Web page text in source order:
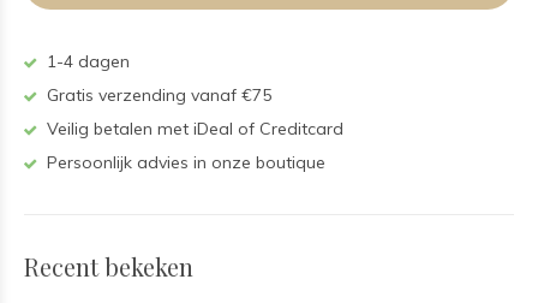
1-4 dagen
Gratis verzending vanaf €75
Veilig betalen met iDeal of Creditcard
Persoonlijk advies in onze boutique
Recent bekeken